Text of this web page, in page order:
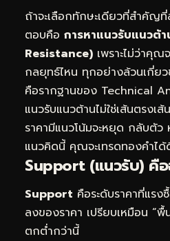
ถ้าจะเลือกทักษะเดียวที่สำคัญ
ตอบคือ การหาแนวรับแนวต้
Resistance) เพราะไม่ว่าคุณ
กลยุทธ์ไหน ทุกอย่างล้วนเกี่ย
คือรากฐานของ Technical
แนวรับแนวต้านไม่ใช่เส้นตรงเ
ราคามีแนวโน้มจะหยุด กลับตัว
แนวคิดนี้ คุณจะเทรดทองคำไ
Support (แนวรับ) คือ
Support คือระดับราคาที่แร
ลงของราคา เปรียบเหมือน “พื้
ตกต่ำกว่านี้